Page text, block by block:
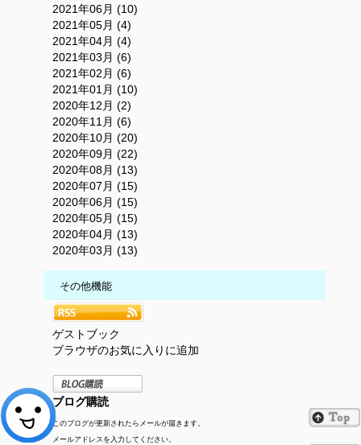
2021年06月 (10)
2021年05月 (4)
2021年04月 (4)
2021年03月 (6)
2021年02月 (6)
2021年01月 (10)
2020年12月 (2)
2020年11月 (6)
2020年10月 (20)
2020年09月 (22)
2020年08月 (13)
2020年07月 (15)
2020年06月 (15)
2020年05月 (15)
2020年04月 (13)
2020年03月 (13)
その他機能
ゲストブック
ブラウザのお気に入りに追加
ブログ購読
このブログが更新されたらメールが届きます。
メールアドレスを入力してください。